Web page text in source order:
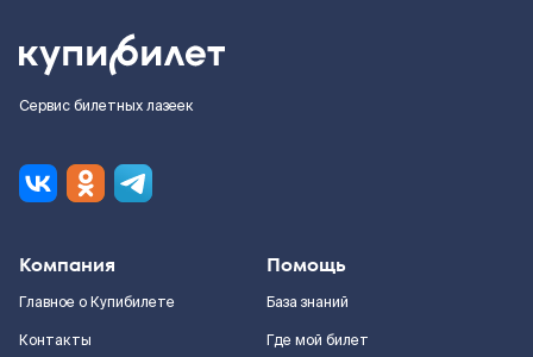
Сервис билетных лазеек
Компания
Главное о Купибилете
Контакты
Помощь
База знаний
Где мой билет